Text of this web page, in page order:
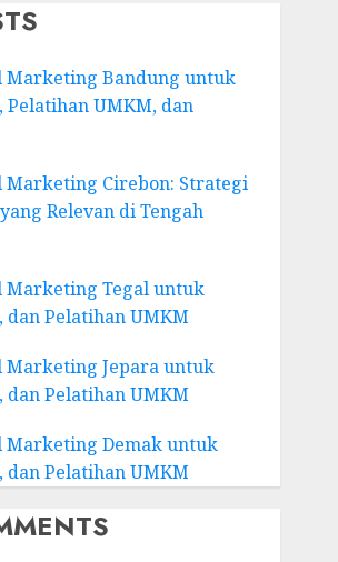
Bandung untuk
Pelatihan UMKM, dan
Cirebon: Strategi
Relevan di Tengah
Tegal untuk
dan Pelatihan UMKM
Jepara untuk
dan Pelatihan UMKM
Demak untuk
dan Pelatihan UMKM